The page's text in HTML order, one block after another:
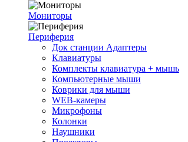
Мониторы
Периферия
Док станции Адаптеры
Клавиатуры
Комплекты клавиатура + мышь
Компьютерные мыши
Коврики для мыши
WEB-камеры
Микрофоны
Колонки
Наушники